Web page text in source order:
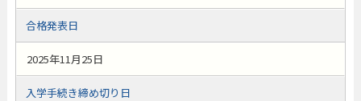
合格発表日
2025年11月25日
入学手続き締め切り日